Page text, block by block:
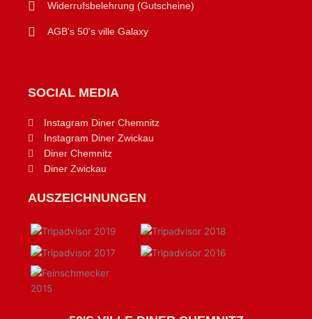
Widerrufsbelehrung (Gutscheine)
AGB's 50's ville Galaxy
SOCIAL MEDIA
Instagram Diner Chemnitz
Instagram Diner Zwickau
Diner Chemnitz
Diner Zwickau
AUSZEICHNUNGEN